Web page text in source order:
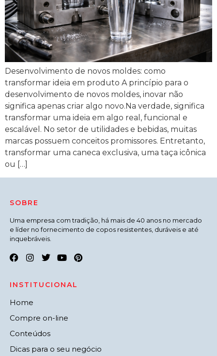
Desenvolvimento de novos moldes: como
transformar ideia em produto A princípio para o
desenvolvimento de novos moldes, inovar não
significa apenas criar algo novo.Na verdade, significa
transformar uma ideia em algo real, funcional e
escalável. No setor de utilidades e bebidas, muitas
marcas possuem conceitos promissores. Entretanto,
transformar uma caneca exclusiva, uma taça icônica
ou […]
SOBRE
Uma empresa com tradição, há mais de 40 anos no mercado
e líder no fornecimento de copos resistentes, duráveis e até
inquebráveis.
INSTITUCIONAL
Home
Compre on-line
Conteúdos
Dicas para o seu negócio